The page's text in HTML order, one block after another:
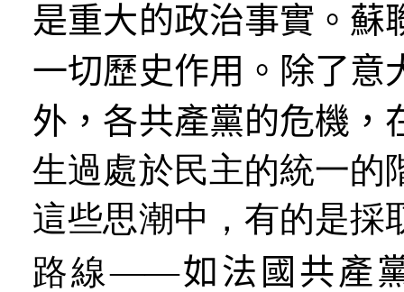
是重大的政治事實。蘇
一切歷史作用。除了意
外，各共產黨的危機，
生過處於民主的統一的
這些思潮中，有的是採
路線——如法國共產